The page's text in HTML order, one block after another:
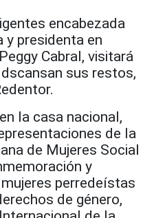
encabezada
y presidenta en
Cabral, visitará
sus restos,
la casa nacional,
de la
de Mujeres Social
y
perredeístas
de género,